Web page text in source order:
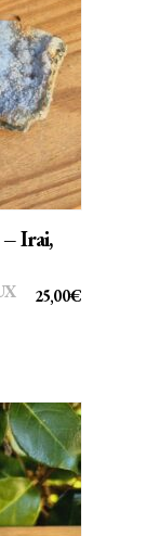
Irai,
25,00€